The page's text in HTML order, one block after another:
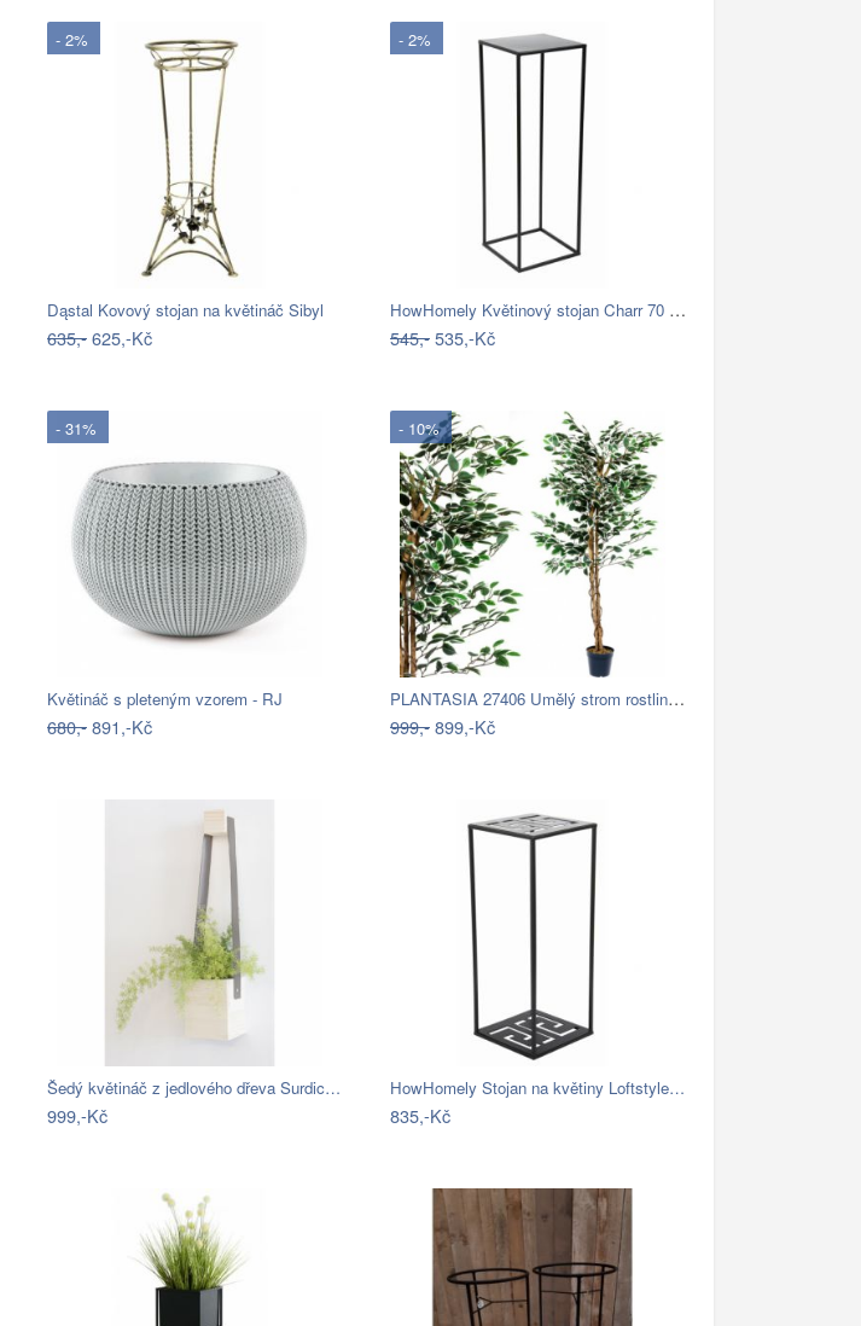
- 2%
Dąstal Kovový stojan na květináč Sibyl
635,-625,-Kč
- 2%
HowHomely Květinový stojan Charr 70 cm…
545,-535,-Kč
- 31%
Květináč s pleteným vzorem - RJ
680,-891,-Kč
- 10%
PLANTASIA 27406 Umělý strom rostlina -…
999,-899,-Kč
Šedý květináč z jedlového dřeva Surdic…
999,-Kč
HowHomely Stojan na květiny Loftstyle…
835,-Kč